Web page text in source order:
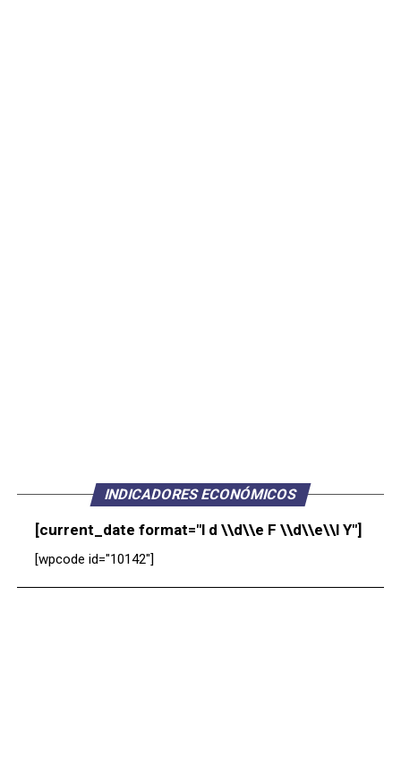
INDICADORES ECONÓMICOS
[current_date format="l d \\d\\e F \\d\\e\\l Y"]
[wpcode id="10142"]